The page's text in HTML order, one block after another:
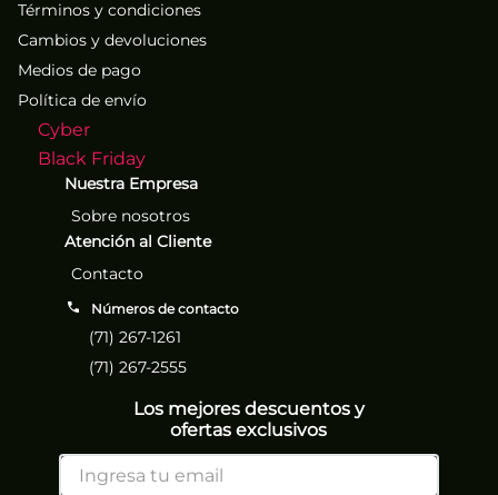
Términos y condiciones
Cambios y devoluciones
Medios de pago
Política de envío
Cyber
Black Friday
Nuestra Empresa
Sobre nosotros
Atención al Cliente
Contacto
Números de contacto
(71) 267-1261
(71) 267-2555
Los mejores descuentos y
ofertas exclusivos